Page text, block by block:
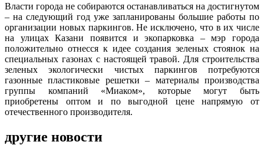
Власти города не собираются останавливаться на достигнутом
– на следующий год уже запланированы большие работы по
организации новых паркингов. Не исключено, что в их числе
на улицах Казани появится и экопарковка – мэр города
положительно отнесся к идее создания зеленых стоянок на
специальных газонах с настоящей травой. Для строительства
зеленых экологически чистых паркингов потребуются
газонные пластиковые решетки – материалы производства
группы компаний «Миаком», которые могут быть
приобретены оптом и по выгодной цене напрямую от
отечественного производителя.
другие новости